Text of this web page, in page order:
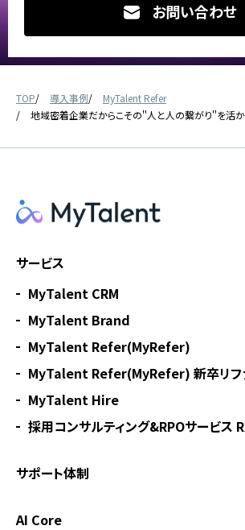
お問い合わせ
TOP 導入事例
MyTalent Refer
地域密着企業だからこその＂人と人の繋がり＂を活
サービス
MyTalent CRM
MyTalent Brand
MyTalent Refer(MyRefer)
MyTalent Refer(MyRefer) 新卒リフ
MyTalent Hire
採用コンサルティング&RPOサービス
サポート体制
AI Core